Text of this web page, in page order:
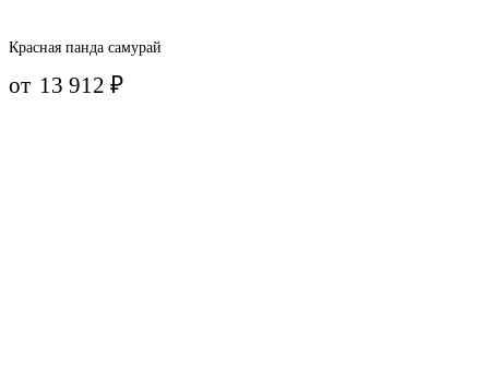
Красная панда самурай
от 13 912₽